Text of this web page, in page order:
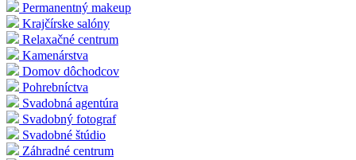
Permanentný makeup
Krajčírske salóny
Relaxačné centrum
Kamenárstva
Domov dôchodcov
Pohrebníctva
Svadobná agentúra
Svadobný fotograf
Svadobné štúdio
Záhradné centrum